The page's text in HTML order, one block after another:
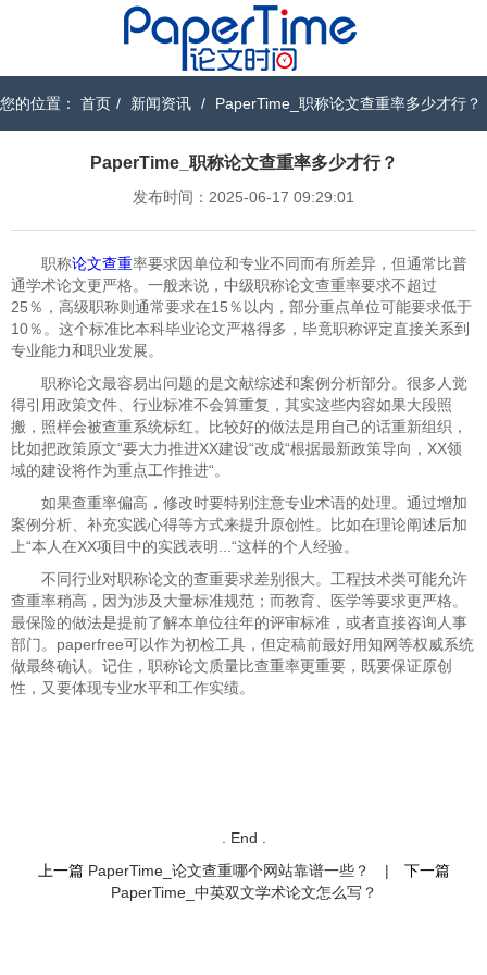
您的位置： 首页 / 新闻资讯 / PaperTime_职称论文查重率多少才行？
PaperTime_职称论文查重率多少才行？
发布时间：2025-06-17 09:29:01
职称论文查重率要求因单位和专业不同而有所差异，但通常比普
通学术论文更严格。一般来说，中级职称论文查重率要求不超过
25％，高级职称则通常要求在15％以内，部分重点单位可能要求低于
10％。这个标准比本科毕业论文严格得多，毕竟职称评定直接关系到
专业能力和职业发展。
职称论文最容易出问题的是文献综述和案例分析部分。很多人觉
得引用政策文件、行业标准不会算重复，其实这些内容如果大段照
搬，照样会被查重系统标红。比较好的做法是用自己的话重新组织，
比如把政策原文“要大力推进XX建设“改成“根据最新政策导向，XX领
域的建设将作为重点工作推进“。
如果查重率偏高，修改时要特别注意专业术语的处理。通过增加
案例分析、补充实践心得等方式来提升原创性。比如在理论阐述后加
上“本人在XX项目中的实践表明...“这样的个人经验。
不同行业对职称论文的查重要求差别很大。工程技术类可能允许
查重率稍高，因为涉及大量标准规范；而教育、医学等要求更严格。
最保险的做法是提前了解本单位往年的评审标准，或者直接咨询人事
部门。paperfree可以作为初检工具，但定稿前最好用知网等权威系统
做最终确认。记住，职称论文质量比查重率更重要，既要保证原创
性，又要体现专业水平和工作实绩。
. End .
上一篇 PaperTime_论文查重哪个网站靠谱一些？ |
下一篇
PaperTime_中英双文学术论文怎么写？